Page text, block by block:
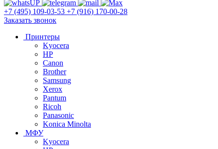
+7 (495) 109-03-53 +7 (916) 170-00-28
Заказать звонок
Принтеры
Kyocera
HP
Canon
Brother
Samsung
Xerox
Pantum
Ricoh
Panasonic
Konica Minolta
МФУ
Kyocera